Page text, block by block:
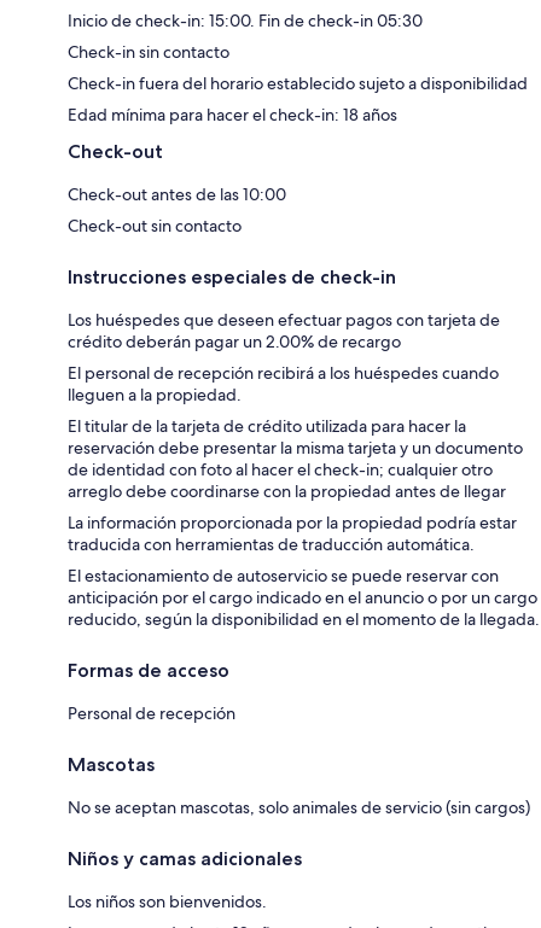
Inicio de check-in: 15:00. Fin de check-in 05:30
Check-in sin contacto
Check-in fuera del horario establecido sujeto a disponibilidad
Edad mínima para hacer el check-in: 18 años
Check-out
Check-out antes de las 10:00
Check-out sin contacto
Instrucciones especiales de check-in
Los huéspedes que deseen efectuar pagos con tarjeta de
crédito deberán pagar un 2.00% de recargo
El personal de recepción recibirá a los huéspedes cuando
lleguen a la propiedad.
El titular de la tarjeta de crédito utilizada para hacer la
reservación debe presentar la misma tarjeta y un documento
de identidad con foto al hacer el check-in; cualquier otro
arreglo debe coordinarse con la propiedad antes de llegar
La información proporcionada por la propiedad podría estar
traducida con herramientas de traducción automática.
El estacionamiento de autoservicio se puede reservar con
anticipación por el cargo indicado en el anuncio o por un cargo
reducido, según la disponibilidad en el momento de la llegada.
Formas de acceso
Personal de recepción
Mascotas
No se aceptan mascotas, solo animales de servicio (sin cargos)
Niños y camas adicionales
Los niños son bienvenidos.